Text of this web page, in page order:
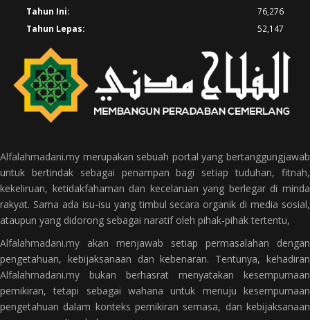
Tahun Ini:
76,276
Tahun Lepas:
52,147
Alfalahmadani.my merupakan sebuah portal yang bertanggungjawab
untuk bertindak sebagai penampan bagi setiap tuduhan, fitnah,
kekeliruan, ketidakfahaman dan kecelaruan yang berlegar di minda
rakyat. Sama ada isu-isu yang timbul secara organik di media sosial,
ataupun yang didorong sebagai naratif oleh pihak-pihak tertentu,
Alfalahmadani.my akan menjawab setiap permasalahan dengan
pengetahuan, kebijaksanaan dan kebenaran. Tentunya, kehadiran
Alfalahmadani.my bukan berhasrat menyatakan kesempurnaan
pemikiran, tetapi sebagai wahana untuk menuju kesempurnaan
pengetahuan dalam konteks pemikiran semasa, dan kebijaksanaan